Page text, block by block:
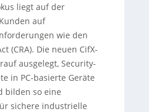
liegt auf der
auf
wie den
(CRA). Die neuen CifX-
ausgelegt, Security-
in PC-basierte Geräte
bilden so eine
sichere industrielle